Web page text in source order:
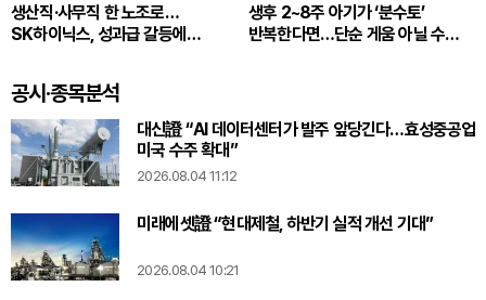
생산직·사무직 한 노조로…
SK하이닉스, 성과급 갈등에
생후 2~8주 아기가 ‘분수토’
반복한다면…단순 게움 아닐 수
공시·종목분석
대신證 “AI 데이터센터가 발주 앞당긴다…효성중공업
미국 수주 확대”
2026.08.04 11:12
미래에셋證 “현대제철, 하반기 실적 개선 기대”
2026.08.04 10:21